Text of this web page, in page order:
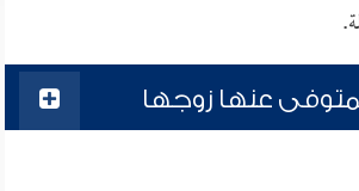
عنها زوجها